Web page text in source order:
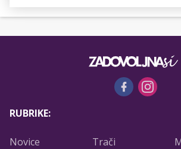
RUBRIKE:
Novice Trači